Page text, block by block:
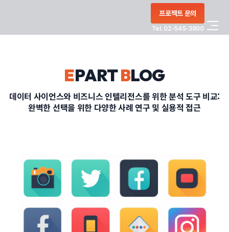
프로젝트 문의
Tel. 02-545-3800
PORTFOLIO
CONTACT
정부지원사업
EPARTBLOG
데이터 사이언스와 비즈니스 인텔리전스를 위한 분석 도구 비교:
완벽한 선택을 위한 다양한 사례 연구 및 실용적 접근